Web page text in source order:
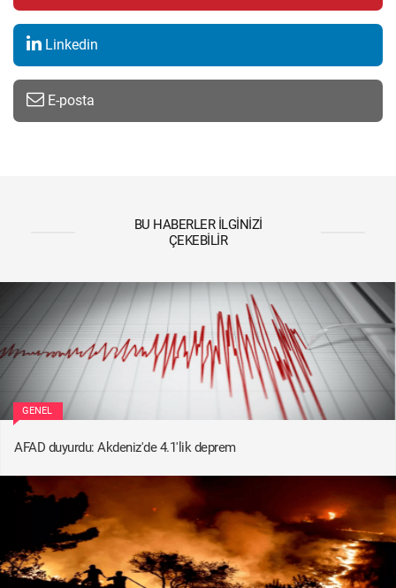
Linkedin
E-posta
BU HABERLER İLGINIZI
ÇEKEBILIR
GENEL
AFAD duyurdu: Akdeniz'de 4.1'lik deprem